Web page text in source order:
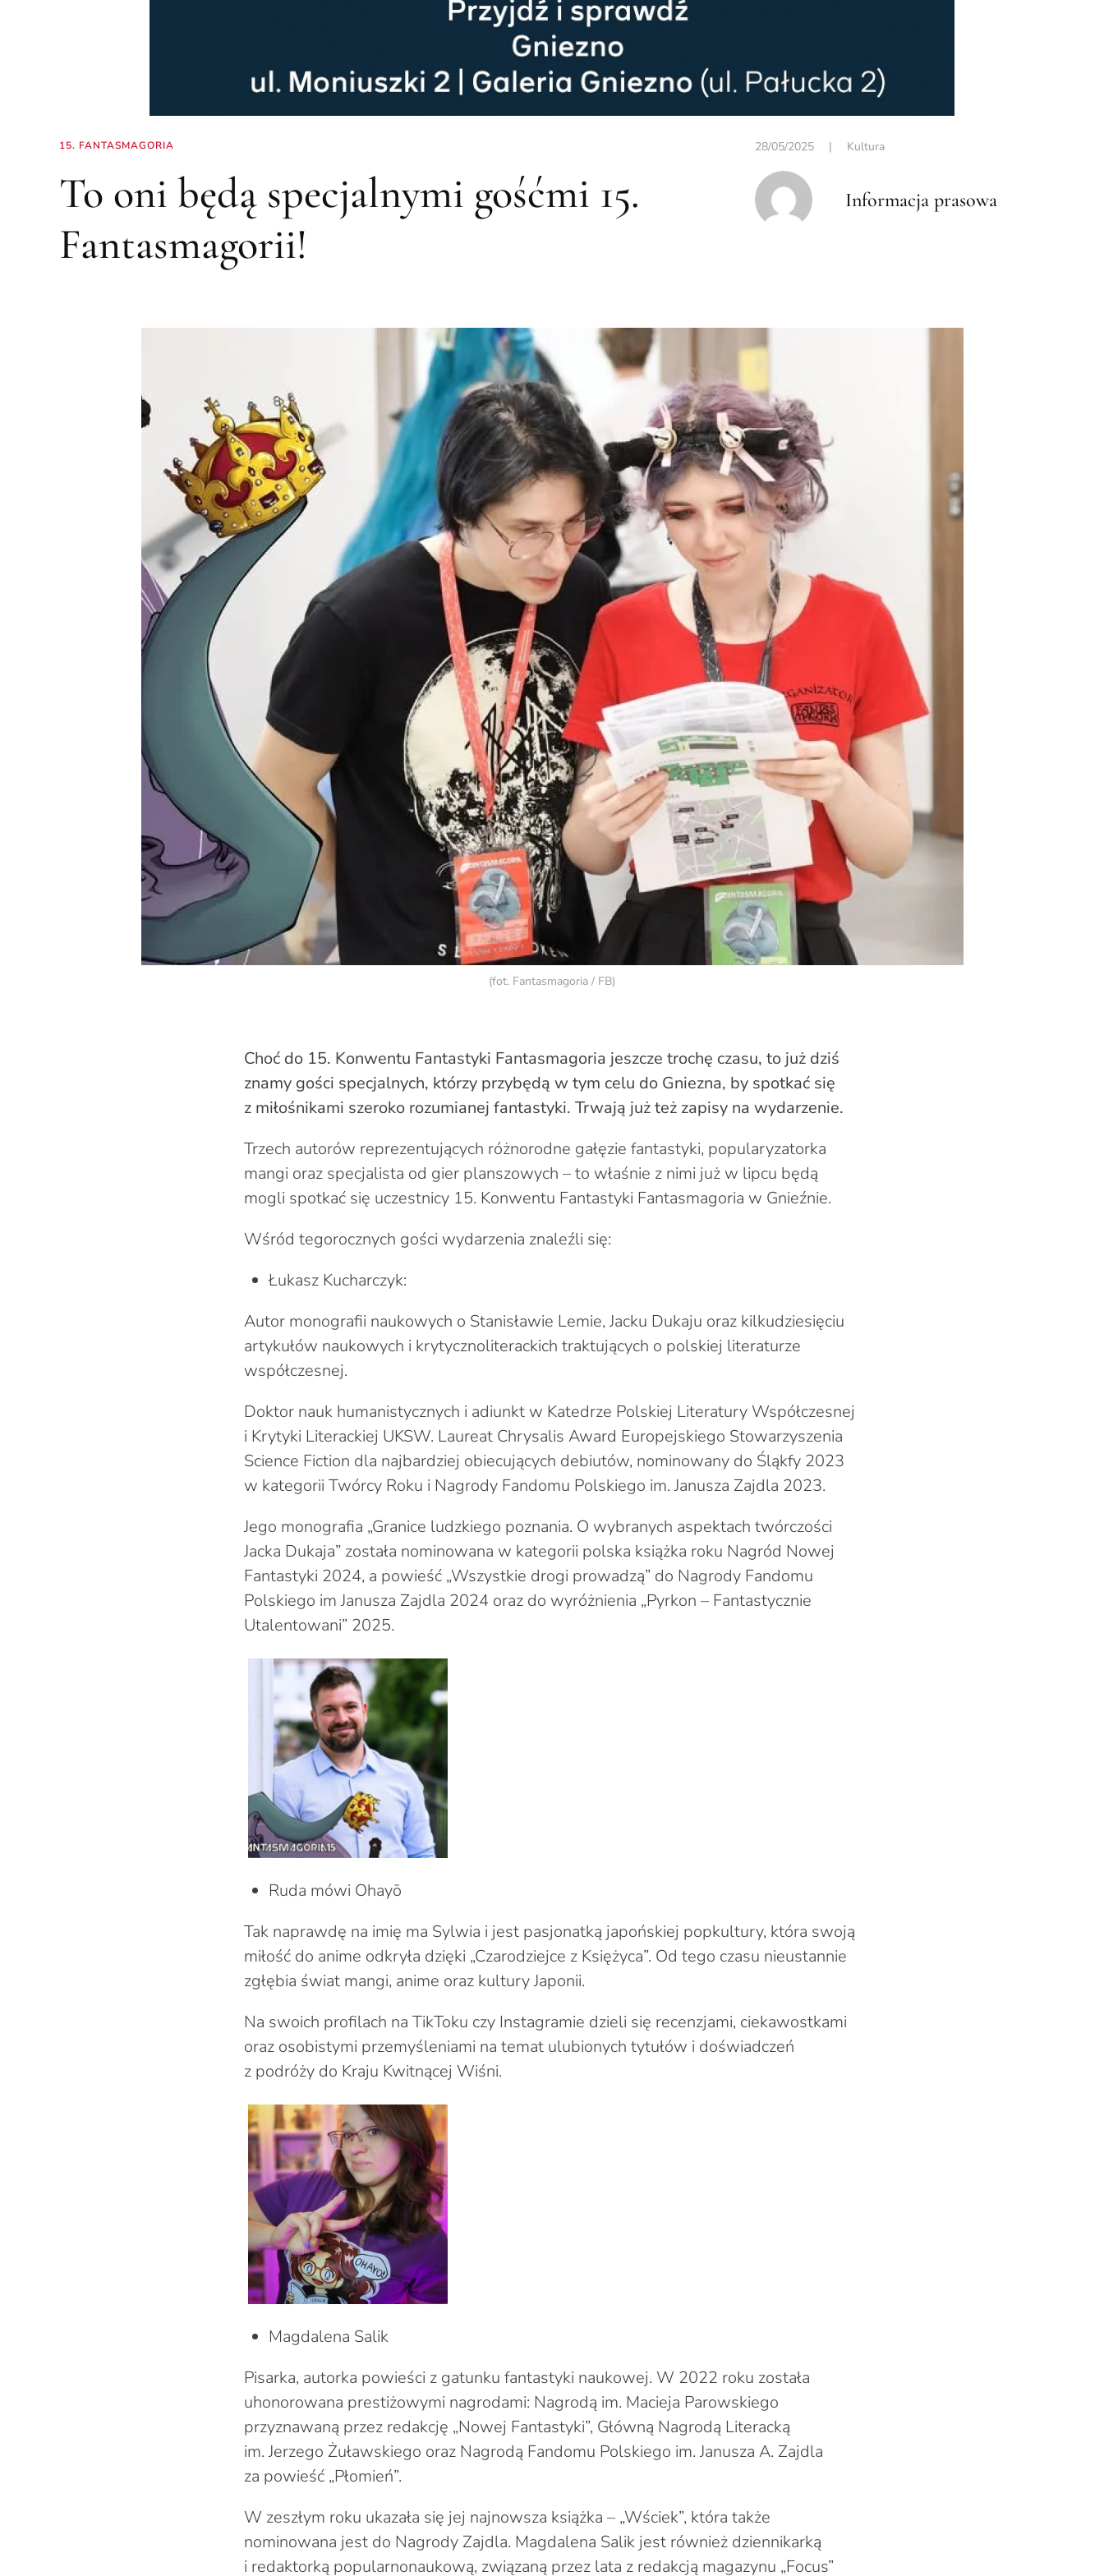
15. FANTASMAGORIA
To oni będą specjalnymi gośćmi 15.
Fantasmagorii!
28/05/2025| Kultura
Informacja prasowa
(fot. Fantasmagoria / FB)
Choć do 15. Konwentu Fantastyki Fantasmagoria jeszcze trochę czasu, to już dziś
znamy gości specjalnych, którzy przybędą w tym celu do Gniezna, by spotkać się
z miłośnikami szeroko rozumianej fantastyki. Trwają już też zapisy na wydarzenie.
Trzech autorów reprezentujących różnorodne gałęzie fantastyki, popularyzatorka
mangi oraz specjalista od gier planszowych – to właśnie z nimi już w lipcu będą
mogli spotkać się uczestnicy 15. Konwentu Fantastyki Fantasmagoria w Gnieźnie.
Wśród tegorocznych gości wydarzenia znaleźli się:
Łukasz Kucharczyk:
Autor monografii naukowych o Stanisławie Lemie, Jacku Dukaju oraz kilkudziesięciu
artykułów naukowych i krytycznoliterackich traktujących o polskiej literaturze
współczesnej.
Doktor nauk humanistycznych i adiunkt w Katedrze Polskiej Literatury Współczesnej
i Krytyki Literackiej UKSW. Laureat Chrysalis Award Europejskiego Stowarzyszenia
Science Fiction dla najbardziej obiecujących debiutów, nominowany do Śląkfy 2023
w kategorii Twórcy Roku i Nagrody Fandomu Polskiego im. Janusza Zajdla 2023.
Jego monografia „Granice ludzkiego poznania. O wybranych aspektach twórczości
Jacka Dukaja” została nominowana w kategorii polska książka roku Nagród Nowej
Fantastyki 2024, a powieść „Wszystkie drogi prowadzą” do Nagrody Fandomu
Polskiego im Janusza Zajdla 2024 oraz do wyróżnienia „Pyrkon – Fantastycznie
Utalentowani” 2025.
Ruda mówi Ohayō
Tak naprawdę na imię ma Sylwia i jest pasjonatką japońskiej popkultury, która swoją
miłość do anime odkryła dzięki „Czarodziejce z Księżyca”. Od tego czasu nieustannie
zgłębia świat mangi, anime oraz kultury Japonii.
Na swoich profilach na TikToku czy Instagramie dzieli się recenzjami, ciekawostkami
oraz osobistymi przemyśleniami na temat ulubionych tytułów i doświadczeń
z podróży do Kraju Kwitnącej Wiśni.
Magdalena Salik
Pisarka, autorka powieści z gatunku fantastyki naukowej. W 2022 roku została
uhonorowana prestiżowymi nagrodami: Nagrodą im. Macieja Parowskiego
przyznawaną przez redakcję „Nowej Fantastyki”, Główną Nagrodą Literacką
im. Jerzego Żuławskiego oraz Nagrodą Fandomu Polskiego im. Janusza A. Zajdla
za powieść „Płomień”.
W zeszłym roku ukazała się jej najnowsza książka – „Wściek”, która także
nominowana jest do Nagrody Zajdla. Magdalena Salik jest również dziennikarką
i redaktorką popularnonaukową, związaną przez lata z redakcją magazynu „Focus”